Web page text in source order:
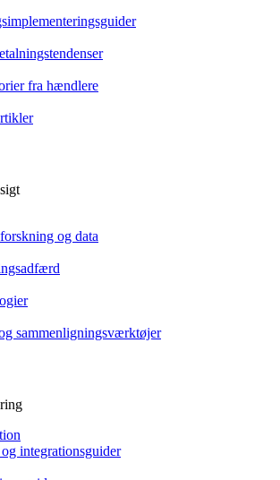
fra hændlere
og data
sammenligningsværktøjer
integrationsguider